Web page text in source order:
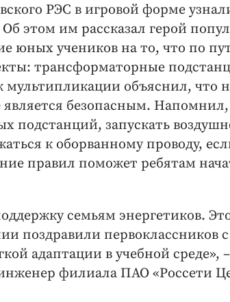
РЭС в игровой форме
этом им рассказал герой
юных учеников на то, что по
трансформаторные
объяснил, что
является безопасным. Напомнил,
подстанций, запускать
к оборванному проводу,
правил поможет ребятам
семьям энергетиков.
поздравили первоклассников
адаптации в учебной среде»,
филиала ПАО «Россети